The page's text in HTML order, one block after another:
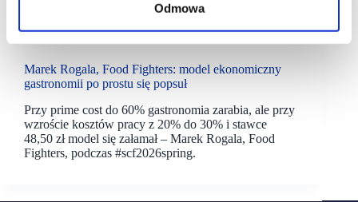
Odmowa
31/03/2026 Food Fighters
Marek Rogala, Food Fighters: model ekonomiczny
gastronomii po prostu się popsuł
Przy prime cost do 60% gastronomia zarabia, ale przy
wzroście kosztów pracy z 20% do 30% i stawce
48,50 zł model się załamał – Marek Rogala, Food
Fighters, podczas #scf2026spring.